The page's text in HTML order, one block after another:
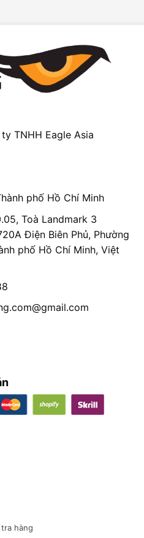
TNHH Eagle Asia
phố Hồ Chí Minh
Toà Landmark 3
Điện Biên Phủ, Phường
phố Hồ Chí Minh, Việt
hàng